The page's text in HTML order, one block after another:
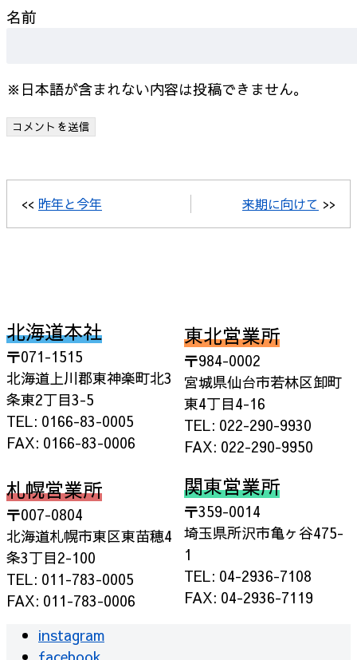
名前
※日本語が含まれない内容は投稿できません。
<< 昨年と今年 来期に向けて >>
北海道本社
〒071-1515
北海道上川郡東神楽町北3
条東2丁目3-5
TEL: 0166-83-0005
FAX: 0166-83-0006
札幌営業所
〒007-0804
北海道札幌市東区東苗穂4
条3丁目2-100
TEL: 011-783-0005
FAX: 011-783-0006
東北営業所
〒984-0002
宮城県仙台市若林区卸町
東4丁目4-16
TEL: 022-290-9930
FAX: 022-290-9950
関東営業所
〒359-0014
埼玉県所沢市亀ヶ谷475-
1
TEL: 04-2936-7108
FAX: 04-2936-7119
instagram